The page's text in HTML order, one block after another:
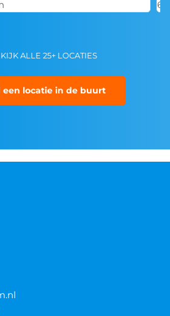
ALLE 25+ LOCATIES
een locatie in de buurt